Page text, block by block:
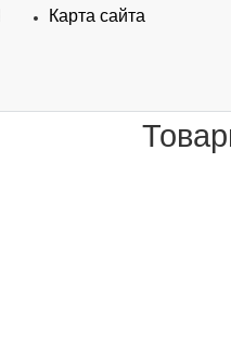
Карта сайта